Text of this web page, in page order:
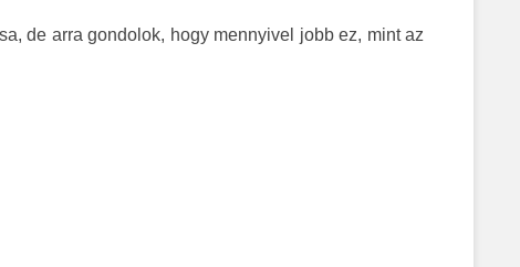
de arra gondolok, hogy mennyivel jobb ez, mint az